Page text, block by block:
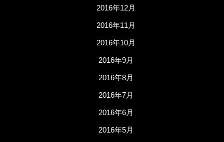
2016年12月
2016年11月
2016年10月
2016年9月
2016年8月
2016年7月
2016年6月
2016年5月